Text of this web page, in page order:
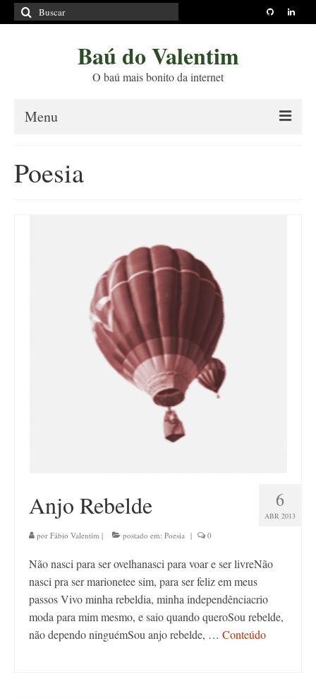
Buscar
por:
Baú do Valentim
O baú mais bonito da internet
Menu
Princípios Editoriais
Poesia
6
ABR 2013
Anjo Rebelde
por Fábio Valentim | postado em: Poesia | 0
Não nasci para ser ovelhanasci para voar e ser livreNão
nasci pra ser marionetee sim, para ser feliz em meus
passos Vivo minha rebeldia, minha independênciacrio
moda para mim mesmo, e saio quando queroSou rebelde,
não dependo ninguémSou anjo rebelde, … Conteúdo